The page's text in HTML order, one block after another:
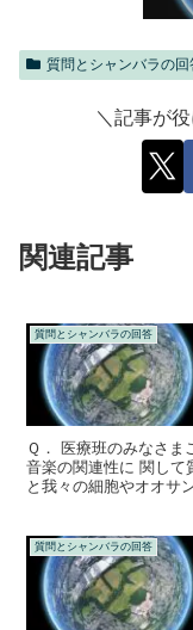
質問とシャンバラの回
＼記事が
関連記事
質問とシャンバラの回答
Ｑ． 医療班のみなさま
音楽の関連性に 関して
と我々の細胞やオオサ
質問とシャンバラの回答